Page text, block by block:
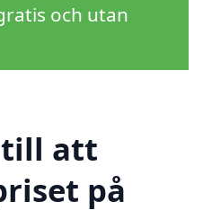
och utan
till att
på